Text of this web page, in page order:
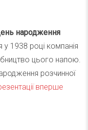
народження
1938 році компанія
цього напою.
розчинної
вперше